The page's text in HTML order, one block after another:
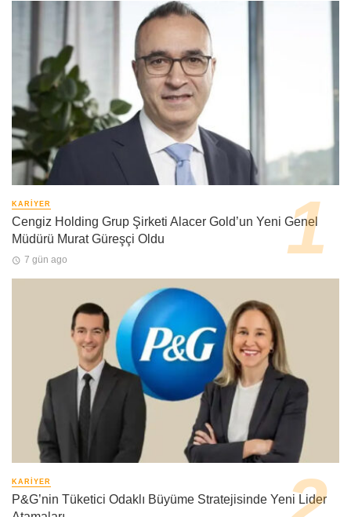
KARIYER
Cengiz Holding Grup Şirketi Alacer Gold’un Yeni Genel
Müdürü Murat Güreşçi Oldu
7 gün ago
KARIYER
P&G’nin Tüketici Odaklı Büyüme Stratejisinde Yeni Lider